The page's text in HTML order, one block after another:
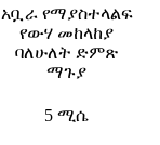
አቧራ የማያስተላልፍ
የውሃ መከላከያ
ባለሁለት ድምጽ
ማጉያ
5 ሚሴ